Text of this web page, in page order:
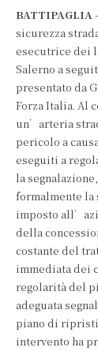
BATTIPAGLIA
sicurezza
esecutrice dei
Salerno a
presentato da
Forza Italia. Al
un’arteria
pericolo a
eseguiti a
la
formalmente
imposto
della
costante del
immediata dei
regolarità del
adeguata
piano di
intervento ha